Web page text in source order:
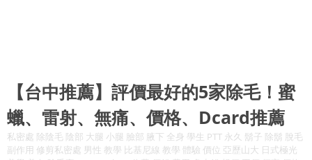
【台中推薦】評價最好的5家除毛！蜜
蠟、雷射、無痛、價格、Dcard推薦
私密處 除陰毛 陰部 大腿 小腿 臉部 腋下 全身 學生 PTT 永久 鬍子 除鬍 脫毛
副作用 修剪私密處 男性 教學 比基尼線 教學 體驗 價位 亞歷山大 日式極光